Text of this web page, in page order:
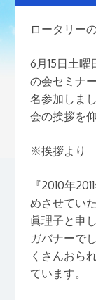
ロータリー
6月15日土曜
の会セミナ
名参加しま
会の挨拶を
※挨拶より
『2010年
めさせてい
眞理子と申
ガバナーで
くさんおら
ています。